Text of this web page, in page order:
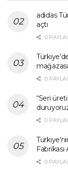
adidas
açtı
0
0
“Seri
0
Fabrikası
0